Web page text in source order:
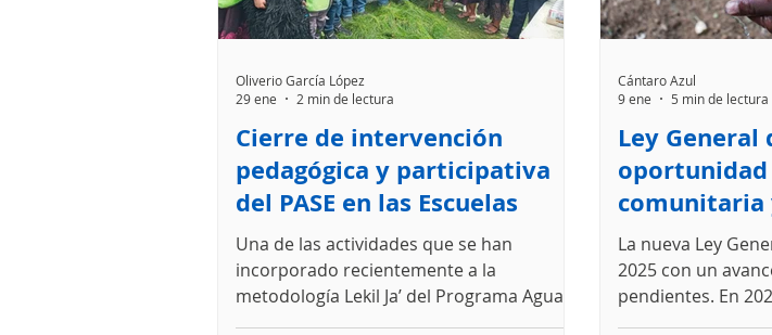
Cierre de intervención
pedagógica y participativa
del PASE en las Escuelas
Una de las actividades que se han
incorporado recientemente a la
metodología Lekil Ja’ del Programa Agua
Segura en Escuelas (PASE) es el cierre e
Oliverio García López
29 ene
2 min de lectura
Ley General
oportunidad
comunitaria
agua en
La nueva Ley
2025 con un
pendientes. En
Chiapas será
Cántaro Azul
9 ene
5 min de lectura